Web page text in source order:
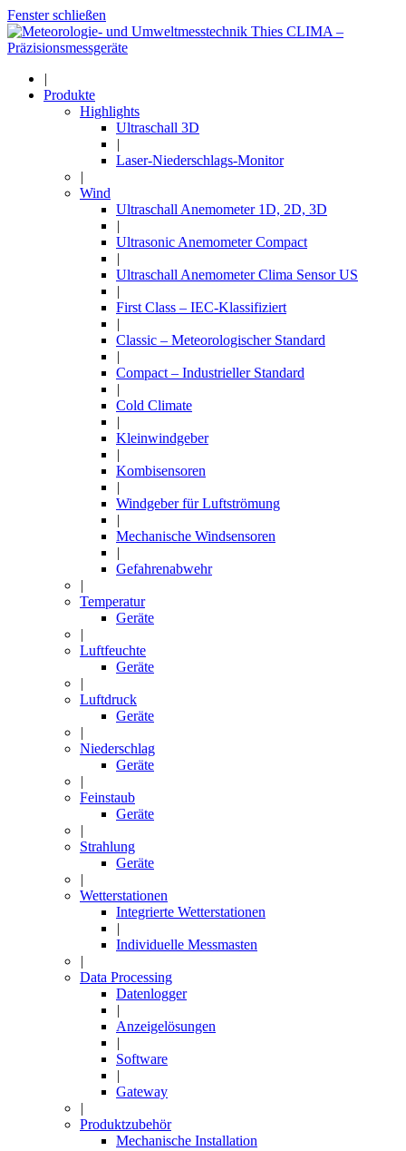
Fenster schließen
|
Produkte
Highlights
Ultraschall 3D
|
Laser-Niederschlags-Monitor
|
Wind
Ultraschall Anemometer 1D, 2D, 3D
|
Ultrasonic Anemometer Compact
|
Ultraschall Anemometer Clima Sensor US
|
First Class – IEC-Klassifiziert
|
Classic – Meteorologischer Standard
|
Compact – Industrieller Standard
|
Cold Climate
|
Kleinwindgeber
|
Kombisensoren
|
Windgeber für Luftströmung
|
Mechanische Windsensoren
|
Gefahrenabwehr
|
Temperatur
Geräte
|
Luftfeuchte
Geräte
|
Luftdruck
Geräte
|
Niederschlag
Geräte
|
Feinstaub
Geräte
|
Strahlung
Geräte
|
Wetterstationen
Integrierte Wetterstationen
|
Individuelle Messmasten
|
Data Processing
Datenlogger
|
Anzeigelösungen
|
Software
|
Gateway
|
Produktzubehör
Mechanische Installation